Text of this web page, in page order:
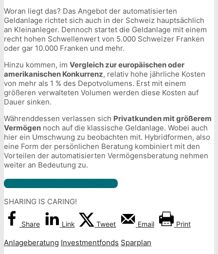
Woran liegt das? Das Angebot der automatisierten
Geldanlage richtet sich auch in der Schweiz hauptsächlich
an Kleinanleger. Dennoch startet die Geldanlage mit einem
recht hohen Schwellenwert von 5.000 Schweizer Franken
oder gar 10.000 Franken und mehr.
Hinzu kommen, im Vergleich zur europäischen oder
amerikanischen Konkurrenz, relativ hohe jährliche Kosten
von mehr als 1 % des Depotvolumens. Erst mit einem
größeren verwalteten Volumen werden diese Kosten auf
Dauer sinken.
Währenddessen verlassen sich Privatkunden mit größerem
Vermögen noch auf die klassische Geldanlage. Wobei auch
hier ein Umschwung zu beobachten mit. Hybridformen, also
eine Form der persönlichen Beratung kombiniert mit den
Vorteilen der automatisierten Vermögensberatung nehmen
weiter an Bedeutung zu.
SHARING IS CARING!
Share Link Tweet Email Print
Anlageberatung Investmentfonds Sparplan